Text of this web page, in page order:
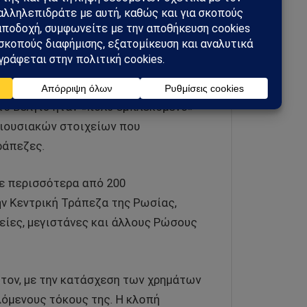
για σκοπούς «ανοικοδόμησης».
Κρό στους δημοσιογράφους μετά
στις Βρυξέλλες.
Βέλγιο ήταν «πολύ εμπλεκόμενο»
στοιχείων που
περισσότερα από 200
Κεντρική Τράπεζα της Ρωσίας,
μεγιστάνες και άλλους Ρώσους
με την κατάσχεση των χρημάτων
τόκους της. Η κλοπή